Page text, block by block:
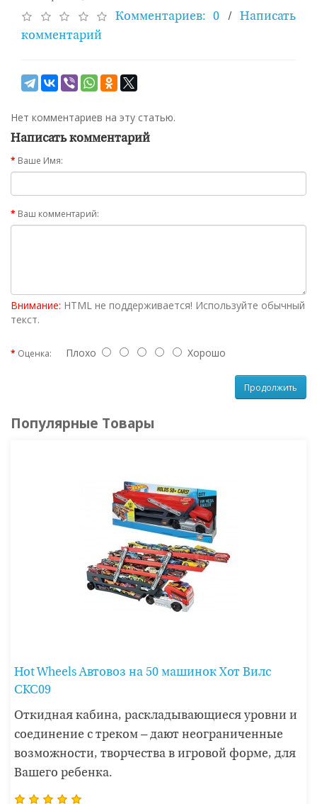
Комментариев: 0 / Написать
комментарий
Нет комментариев на эту статью.
Написать комментарий
Ваше Имя:
Ваш комментарий:
Внимание: HTML не поддерживается! Используйте обычный
текст.
Оценка: Плохо Хорошо
Продолжить
Популярные Товары
Hot Wheels Автовоз на 50 машинок Хот Вилс
CKC09
Откидная кабина, раскладывающиеся уровни и
соединение с треком – дают неограниченные
возможности, творчества в игровой форме, для
Вашего ребенка.